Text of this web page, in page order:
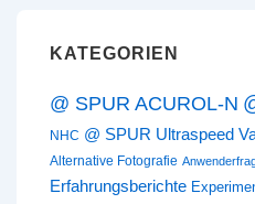
KATEGORIEN
@ SPUR ACUROL-N
NHC @ SPUR Ultraspeed
Alternative Fotografie
Erfahrungsberichte